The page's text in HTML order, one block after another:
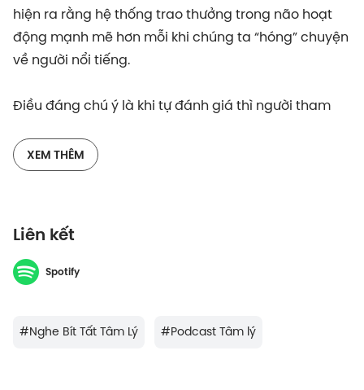
hiện ra rằng hệ thống trao thưởng trong não hoạt
động mạnh mẽ hơn mỗi khi chúng ta “hóng” chuyện
về người nổi tiếng.
Điều đáng chú ý là khi tự đánh giá thì người tham
tin này đến vậy.
tiếng, nhưng lại xấu hổ khi phải thừa nhận sở thích
này. Bởi thế, thông tin về người nổi tiếng dù thường
xuyên bị chỉ trích là vô bổ nhưng luôn mang về
XEM THÊM
Liên kết
Spotify
#Nghe Bít Tất Tâm Lý #Podcast Tâm lý